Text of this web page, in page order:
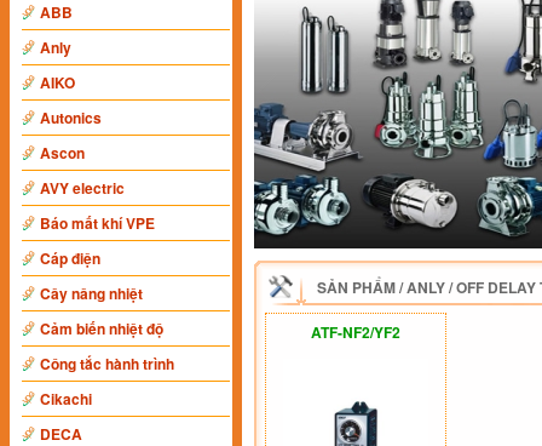
ABB
Anly
AIKO
Autonics
Ascon
AVY electric
Báo mất khí VPE
Cáp điện
Cây nâng nhiệt
Cảm biến nhiệt độ
Công tắc hành trình
Cikachi
DECA
SẢN PHẨM/ANLY/OFF DELAY
ATF-NF2/YF2